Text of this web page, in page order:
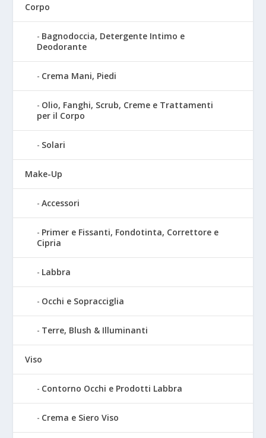
Corpo
Bagnodoccia, Detergente Intimo e
Deodorante
Crema Mani, Piedi
Olio, Fanghi, Scrub, Creme e Trattamenti
per il Corpo
Solari
Make-Up
Accessori
Primer e Fissanti, Fondotinta, Correttore e
Cipria
Labbra
Occhi e Sopracciglia
Terre, Blush & Illuminanti
Viso
Contorno Occhi e Prodotti Labbra
Crema e Siero Viso